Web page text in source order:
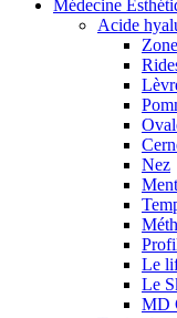
Médecine
Acide
Nez
Le
Le
MD